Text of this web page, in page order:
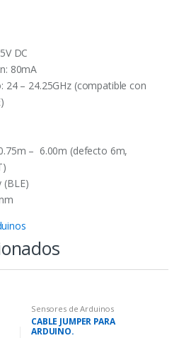
DC
80mA
24 – 24.25GHz (compatible con
– 6.00m (defecto 6m,
(BLE)
Sensores de Arduinos
CABLE JUMPER PARA
ARDUINO.